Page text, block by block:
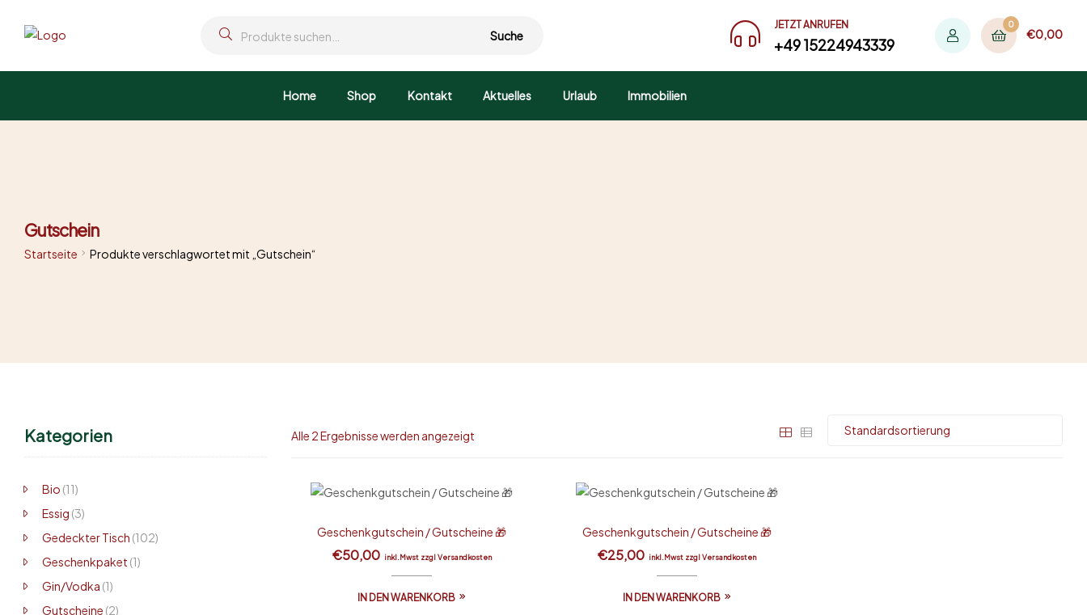
Suche
JETZT ANRUFEN
+49 15224943339
0
€0,00
Home Shop Kontakt Aktuelles Urlaub Immobilien
Gutschein
Startseite Produkte verschlagwortet mit „Gutschein“
Alle 2 Ergebnisse werden angezeigt
Geschenkgutschein / Gutscheine 🎁
€50,00 inkl.Mwst zzgl Versandkosten
IN DEN WARENKORB
Geschenkgutschein / Gutscheine 🎁
€25,00 inkl.Mwst zzgl Versandkosten
IN DEN WARENKORB
Kategorien
Bio (11)
Essig (3)
Gedeckter Tisch (102)
Geschenkpaket (1)
Gin/Vodka (1)
Gutscheine (2)